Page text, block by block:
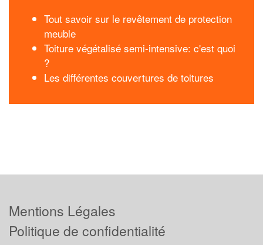
Tout savoir sur le revêtement de protection
meuble
Toiture végétalisé semi-intensive: c'est quoi
?
Les différentes couvertures de toitures
Mentions Légales
Politique de confidentialité